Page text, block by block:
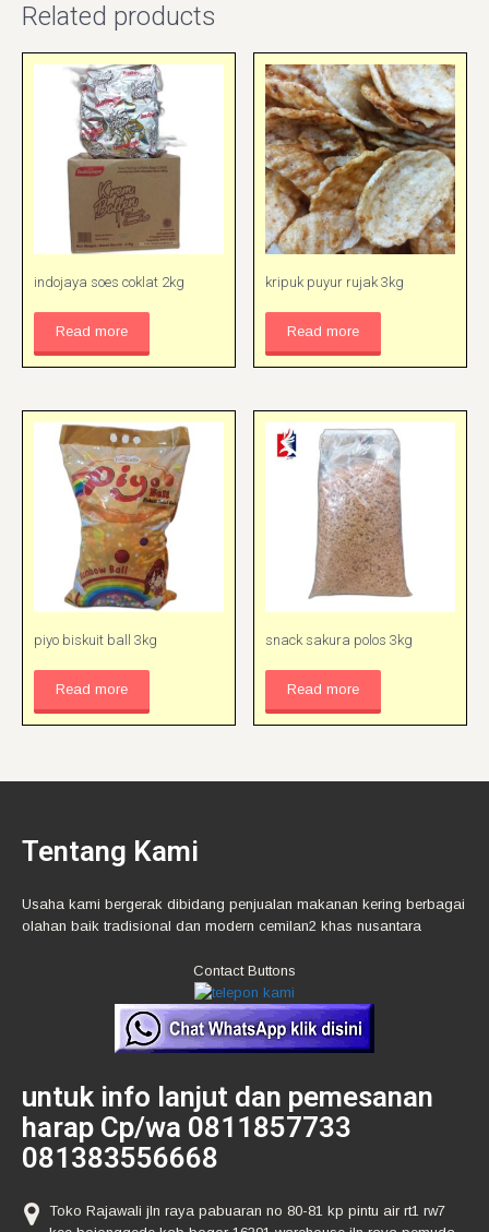
Related products
indojaya soes coklat 2kg
Read more
kripuk puyur rujak 3kg
Read more
piyo biskuit ball 3kg
Read more
snack sakura polos 3kg
Read more
Tentang Kami
Usaha kami bergerak dibidang penjualan makanan kering berbagai
olahan baik tradisional dan modern cemilan2 khas nusantara
Contact Buttons
untuk info lanjut dan pemesanan
harap Cp/wa 0811857733
081383556668
Toko Rajawali jln raya pabuaran no 80-81 kp pintu air rt1 rw7